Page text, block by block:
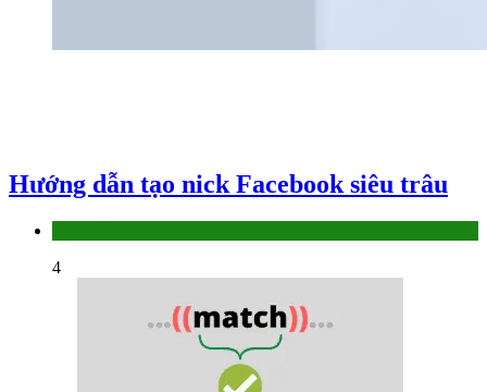
Hướng dẫn tạo nick Facebook siêu trâu
4